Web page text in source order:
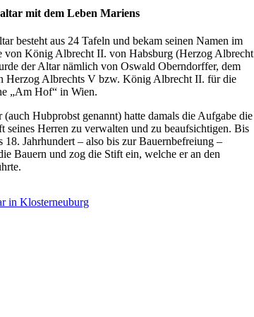
mit dem Leben Mariens
besteht aus 24 Tafeln und bekam seinen Namen im
von König Albrecht II. von Habsburg (Herzog Albrecht
der Altar nämlich von Oswald Oberndorffer, dem
Herzog Albrechts V bzw. König Albrecht II. für die
„Am Hof“ in Wien.
(auch Hubprobst genannt) hatte damals die Aufgabe die
seines Herren zu verwalten und zu beaufsichtigen. Bis
18. Jahrhundert – also bis zur Bauernbefreiung –
Bauern und zog die Stift ein, welche er an den